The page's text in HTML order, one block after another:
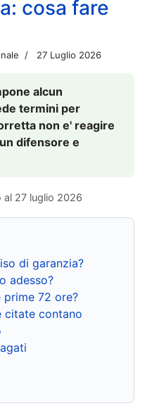
cosa fare
27 Luglio 2026
alcun
termini per
non e' reagire
difensore e
al 27 luglio 2026
di garanzia?
adesso?
prime 72 ore?
citate contano